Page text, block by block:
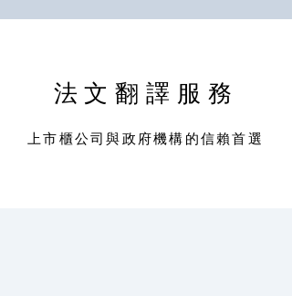
法文翻譯服務
上市櫃公司與政府機構的信賴首選